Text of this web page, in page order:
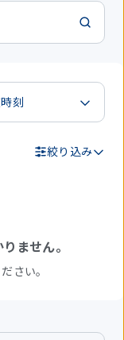
絞り込み
ません。
さい。